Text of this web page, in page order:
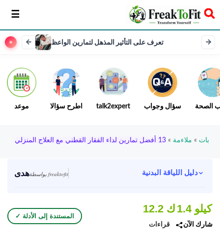
سخر
تعرف على التأثير المذهل لتمارين الواعظ
موعد اطرح سؤالا talk2expert سؤال وجواب الصحة
بات » ملاءمة » 13 أفضل تمارين لداء الفقار القطني مع العلاج المنزلي
هدى بواسطة freaktofit دليل اللياقة البدنية
✓ المستندة إلى الأدلة
12.2 ك
قراءات
1.4 كيلو
شارك الآن